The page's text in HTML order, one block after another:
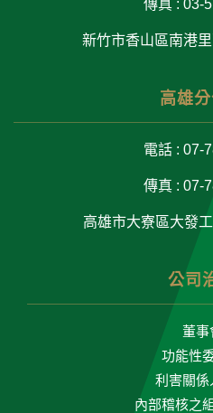
傳真 : 03-
新竹市香山區南港
高雄分
電話 : 07-
傳真 : 07-
高雄市大寮區大發
公司
董事
功能性
利害關係
內部稽核之